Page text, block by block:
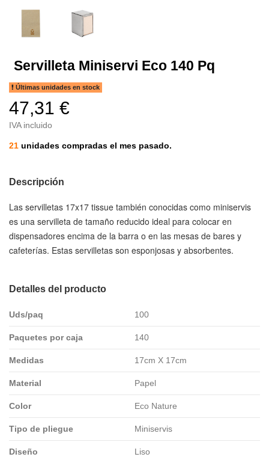
Servilleta Miniservi Eco 140 Pq
Últimas unidades en stock
47,31 €
IVA incluido
21 unidades compradas el mes pasado.
Descripción
Las servilletas 17x17 tissue también conocidas como miniservis
es una servilleta de tamaño reducido ideal para colocar en
dispensadores encima de la barra o en las mesas de bares y
cafeterías. Estas servilletas son esponjosas y absorbentes.
Detalles del producto
Uds/paq 100
Paquetes por caja 140
Medidas 17cm X 17cm
Material Papel
Color Eco Nature
Tipo de pliegue Miniservis
Diseño Liso